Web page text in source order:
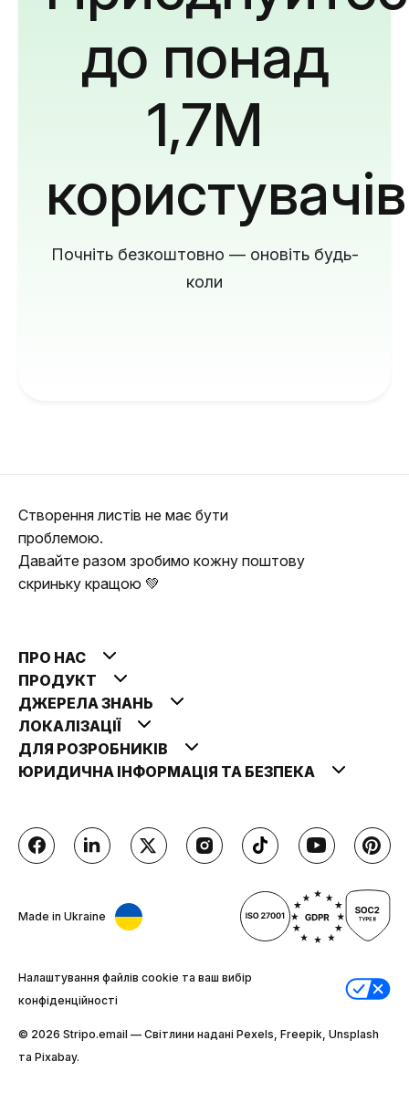
до понад
1,7M
користувачів
Почніть безкоштовно — оновіть будь-
коли
Створення листів не має бути
проблемою.
Давайте разом зробимо кожну поштову
скриньку кращою 💚
ПРО НАС
ПРОДУКТ
ДЖЕРЕЛА ЗНАНЬ
ЛОКАЛІЗАЦІЇ
ДЛЯ РОЗРОБНИКІВ
ЮРИДИЧНА ІНФОРМАЦІЯ ТА БЕЗПЕКА
Made in Ukraine
Налаштування файлів cookie та ваш вибір
конфіденційності
© 2026 Stripо.email — Світлини надані Pexels, Freepik, Unsplash
та Pixabay.